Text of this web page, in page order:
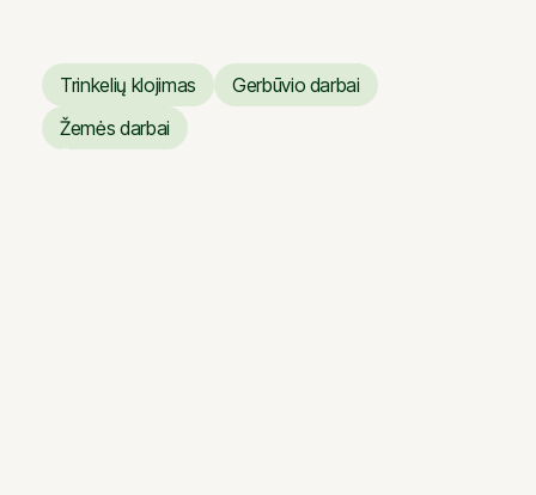
Trinkelių klojimas
Trinkelių klojimas
Gerbūvio darbai
Žemės darbai